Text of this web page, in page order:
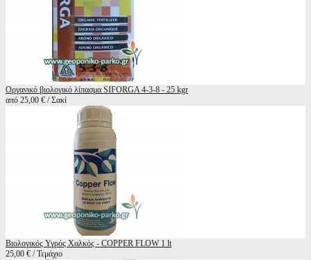
Οργανικό βιολογικό λίπασμα SIFORGA 4-3-8 - 25 kgr
από 25,00 € / Σακί
Βιολογικός Υγρός Χαλκός - COPPER FLOW 1 lt
25,00 € / Τεμάχιο